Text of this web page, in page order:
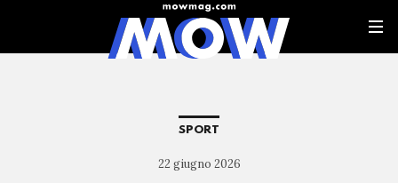
SPORT
22 giugno 2026